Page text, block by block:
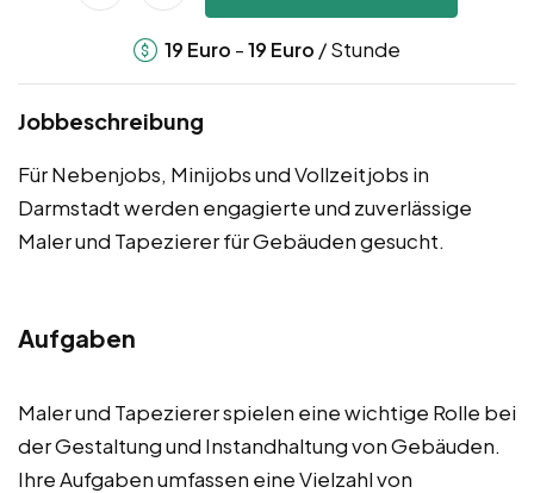
19 Euro -19 Euro / Stunde
Jobbeschreibung
Für Nebenjobs, Minijobs und Vollzeitjobs in
Darmstadt werden engagierte und zuverlässige
Maler und Tapezierer für Gebäuden gesucht.
Aufgaben
Maler und Tapezierer spielen eine wichtige Rolle bei
der Gestaltung und Instandhaltung von Gebäuden.
Ihre Aufgaben umfassen eine Vielzahl von